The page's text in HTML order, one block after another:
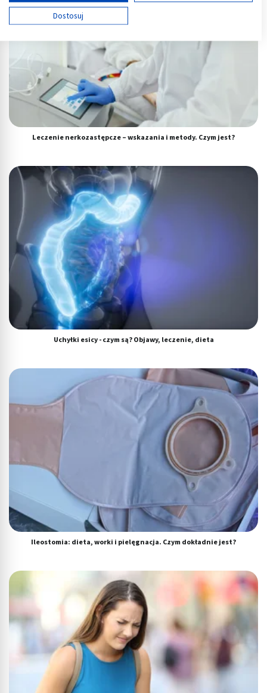
Leczenie nerkozastępcze – wskazania i metody. Czym jest?
Uchyłki esicy - czym są? Objawy, leczenie, dieta
Ileostomia: dieta, worki i pielęgnacja. Czym dokładnie jest?
Używamy Twoich danych w następujących celach:
Cele przetwarzania IAB:
Przechowywanie informacji na urządzeniu lub
Wykorzystywanie ograniczonych danych do
wyboru reklam
Tworzenie profili w celu spersonalizowanych
Wykorzystanie profili do wyboru
Tworzenie profili w celu personalizacji treści
Wykorzystywanie profili w celu doboru
spersonalizowanych treści
Pomiar efektywności reklam
Pomiar efektywności treści
Rozumienie odbiorców dzięki statystyce lub
kombinacji danych z różnych źródeł
Rozwój i ulepszanie usług
Wykorzystywanie ograniczonych danych do
Funkcje specjalne IAB:
Użycie dokładnych danych geolokalizacyjnych
Identyfikowanie urządzeń na podstawie
aktywnie żądanych informacji
Cele przetwarzania inne niż IAB:
Niezbędne
Wydajność (Performance)
Reklama / śledzenie
Dostosuj